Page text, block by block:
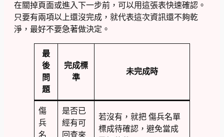
在關掉頁面或進入下一步前，可以用這張表快速確認。
只要有兩項以上還沒完成，就代表這次資訊還不夠乾
淨，最好不要急著做決定。
最
後
問
題
完成標
準
未完成時
傷
兵
名
是否已
經有可
回查來
若沒有，就把 傷兵名單
標成待確認，避免當成